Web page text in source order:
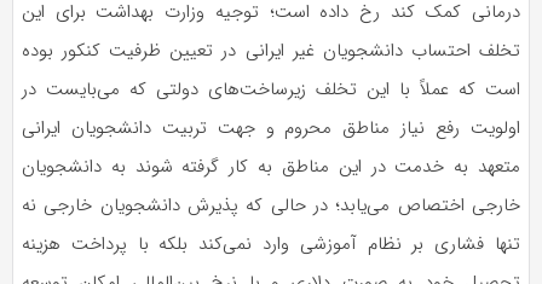
درمانی کمک کند رخ داده است؛ توجیه وزارت بهداشت برای این
تخلف احتساب دانشجویان غیر ایرانی در تعیین ظرفیت کنکور بوده
است که عملاً با این تخلف زیرساخت‌های دولتی که می‌بایست در
اولویت رفع نیاز مناطق محروم و جهت تربیت دانشجویان ایرانی
متعهد به خدمت در این مناطق به کار گرفته شوند به دانشجویان
خارجی اختصاص می‌یابد؛ در حالی که پذیرش دانشجویان خارجی نه
تنها فشاری بر نظام آموزشی وارد نمی‌کند بلکه با پرداخت هزینه